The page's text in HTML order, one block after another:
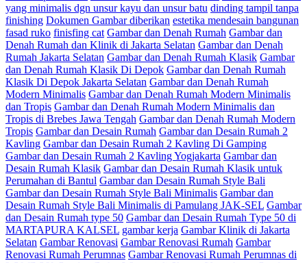
yang minimalis dgn unsur kayu dan unsur batu dinding tampil tanpa
finishing Dokumen Gambar diberikan estetika mendesain bangunan
fasad ruko finisfing cat Gambar dan Denah Rumah Gambar dan
Denah Rumah dan Klinik di Jakarta Selatan Gambar dan Denah
Rumah Jakarta Selatan Gambar dan Denah Rumah Klasik Gambar
dan Denah Rumah Klasik Di Depok Gambar dan Denah Rumah
Klasik Di Depok Jakarta Selatan Gambar dan Denah Rumah
Modern Minimalis Gambar dan Denah Rumah Modern Minimalis
dan Tropis Gambar dan Denah Rumah Modern Minimalis dan
Tropis di Brebes Jawa Tengah Gambar dan Denah Rumah Modern
Tropis Gambar dan Desain Rumah Gambar dan Desain Rumah 2
Kavling Gambar dan Desain Rumah 2 Kavling Di Gamping
Gambar dan Desain Rumah 2 Kavling Yogjakarta Gambar dan
Desain Rumah Klasik Gambar dan Desain Rumah Klasik untuk
Perumahan di Bantul Gambar dan Desain Rumah Style Bali
Gambar dan Desain Rumah Style Bali Minimalis Gambar dan
Desain Rumah Style Bali Minimalis di Pamulang JAK-SEL Gambar
dan Desain Rumah type 50 Gambar dan Desain Rumah Type 50 di
MARTAPURA KALSEL gambar kerja Gambar Klinik di Jakarta
Selatan Gambar Renovasi Gambar Renovasi Rumah Gambar
Renovasi Rumah Perumnas Gambar Renovasi Rumah Perumnas di